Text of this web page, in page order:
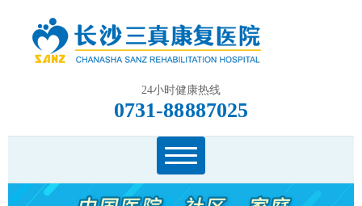
24小时健康热线
0731-88887025